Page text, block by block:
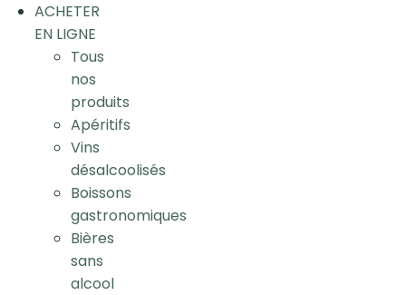
ACHETER
EN LIGNE
Tous
nos
produits
Apéritifs
Vins
désalcoolisés
Boissons
gastronomiques
Bières
sans
alcool